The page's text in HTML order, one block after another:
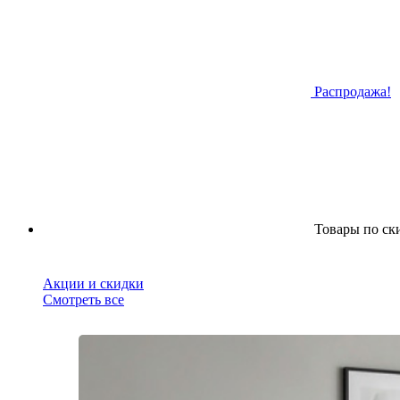
Распродажа!
Товары по
Акции и скидки
Смотреть все